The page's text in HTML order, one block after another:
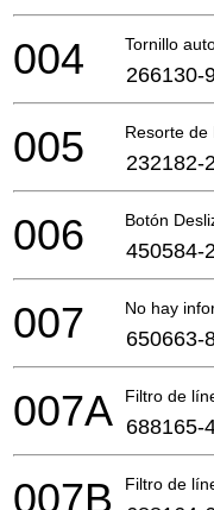
Tornillo
004 266130-
Resorte de
005 232182-2
Botón
006 450584-2
No hay
007 650663-
Filtro de
007A 688165-
Filtro de
007B